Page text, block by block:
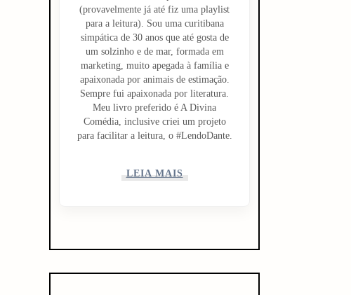
(provavelmente já até fiz uma playlist
para a leitura). Sou uma curitibana
simpática de 30 anos que até gosta de
um solzinho e de mar, formada em
marketing, muito apegada à família e
apaixonada por animais de estimação.
Sempre fui apaixonada por literatura.
Meu livro preferido é A Divina
Comédia, inclusive criei um projeto
para facilitar a leitura, o #LendoDante.
LEIA MAIS